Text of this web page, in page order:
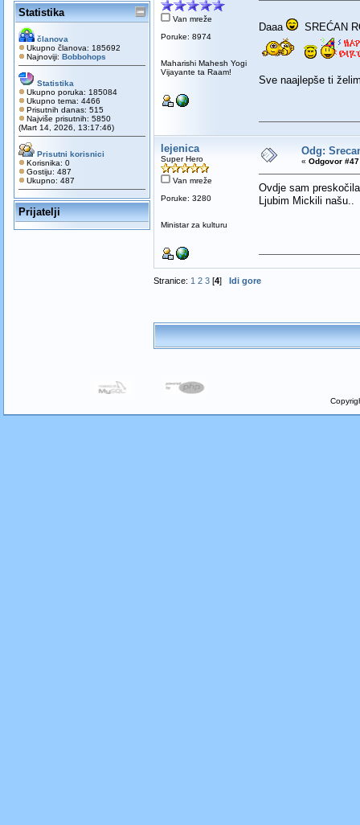
Statistika
članova
Ukupno članova: 185692
Najnoviji: Bobbohops
Statistika
Ukupno poruka: 185084
Ukupno tema: 4466
Prisutnih danas: 515
Najviše prisutnih: 5850
(Mart 14, 2026, 13:17:46)
Prisutni korisnici
Korisnika: 0
Gostiju: 487
Ukupno: 487
Prijatelji
Van mreže
Poruke: 8974
Maharishi Mahesh Yogi
Vijayante ta Raam!
Daaa SREĆAN
Sve naajlepše ti
lejenica
Super Hero
Van mreže
Poruke: 3280
Ministar za kulturu
Odg:
« Odgovor
Ovdje sam
Ljubim Mickili našu..
Stranice: 1 2 3[4] Idi gore